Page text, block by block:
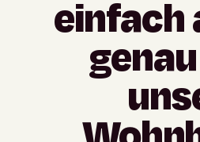
einfach
genau